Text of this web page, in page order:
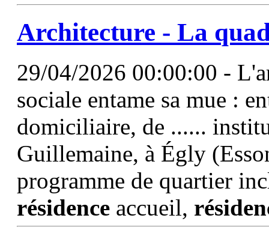
Architecture - La
29/04/2026 00:00:00 -
sociale entame sa mue :
domiciliaire, de ......
Guillemaine, à Égly
programme de quartier
résidence accueil,